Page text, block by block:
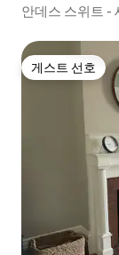
안데스 스위트 -
게스트 선호
게스트 선호